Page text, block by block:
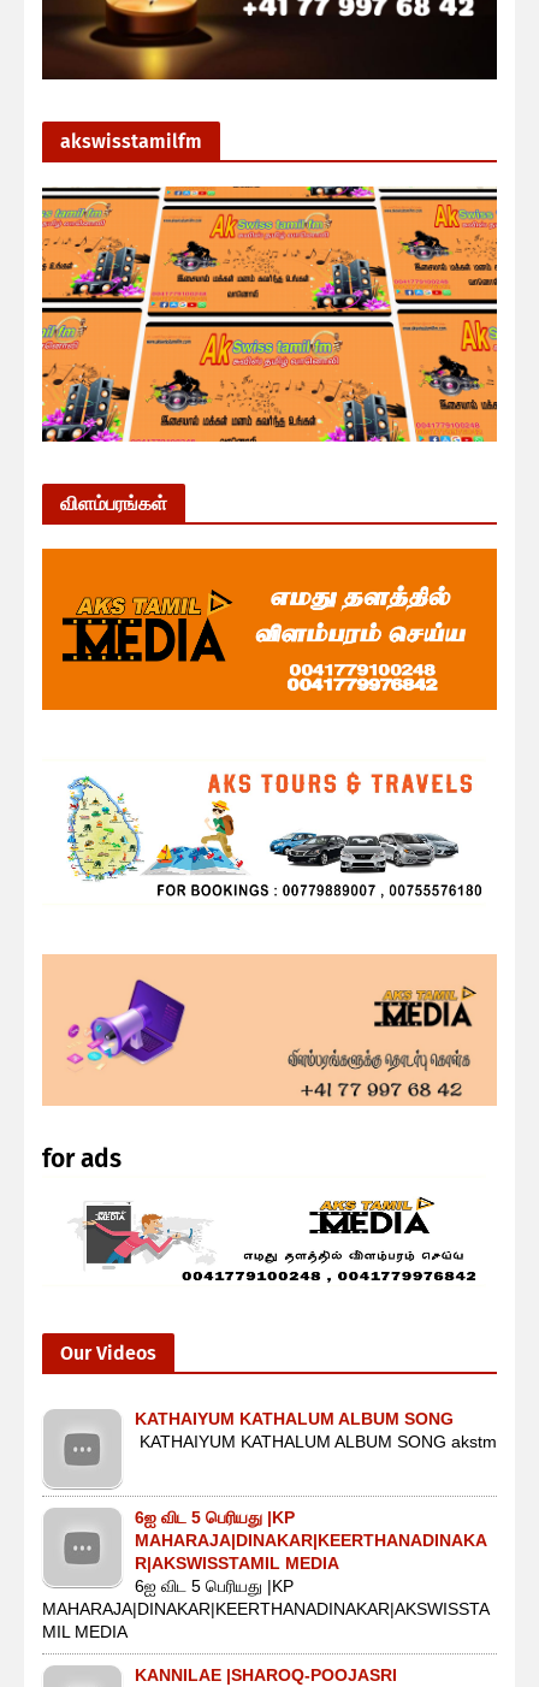
akswisstamilfm
விளம்பரங்கள்
for ads
Our Videos
KATHAIYUM KATHALUM ALBUM SONG
KATHAIYUM KATHALUM ALBUM SONG akstm
6ஐ விட 5 பெரியது |KP
MAHARAJA|DINAKAR|KEERTHANADINAKA
R|AKSWISSTAMIL MEDIA
6ஐ விட 5 பெரியது |KP
MAHARAJA|DINAKAR|KEERTHANADINAKAR|AKSWISSTA
MIL MEDIA
KANNILAE |SHAROQ-POOJASRI